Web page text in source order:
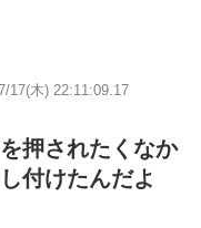
17(木) 22:11:09.17
押されたくなか
付けたんだよ